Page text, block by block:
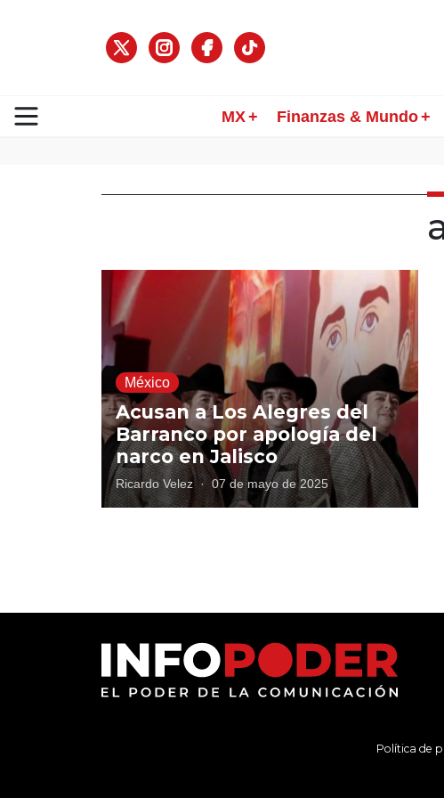
MX Finanzas & Mundo
México
Acusan a Los Alegres del
Barranco por apología del
narco en Jalisco
Ricardo Velez · 07 de mayo de 2025
Política de